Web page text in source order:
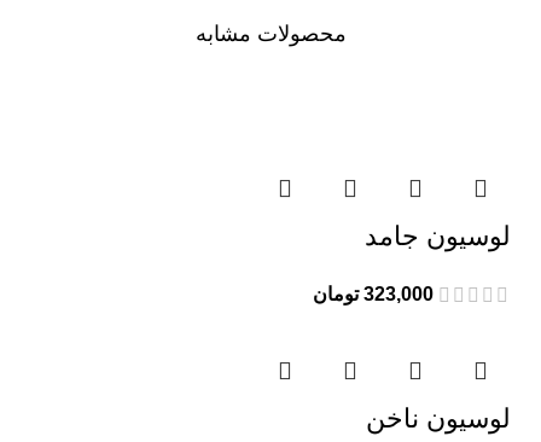
محصولات مشابه
لوسیون جامد
323,000 تومان
لوسیون ناخن